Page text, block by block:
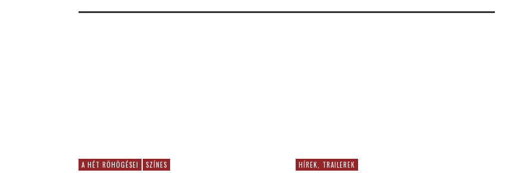
A HÉT RÖHÖGÉSEI SZÍNES HÍREK, TRAILEREK